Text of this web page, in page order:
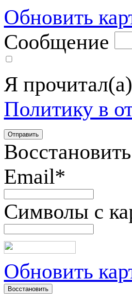
Обновить
Сообщение
Я
Политику в
Email*
Символы с
Обновить